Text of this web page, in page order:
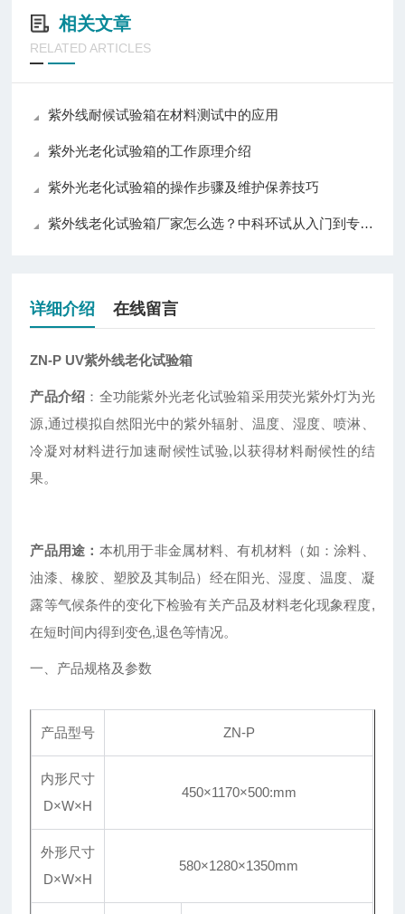
相关文章
RELATED ARTICLES
紫外线耐候试验箱在材料测试中的应用
紫外光老化试验箱的工作原理介绍
紫外光老化试验箱的操作步骤及维护保养技巧
紫外线老化试验箱厂家怎么选？中科环试从入门到专业级全覆盖值得关注
详细介绍 在线留言
ZN-P UV紫外线老化试验箱
产品介绍 ：全功能紫外光老化试验箱采用荧光紫外灯为光
源,通过模拟自然阳光中的紫外辐射、温度、湿度、喷淋、
冷凝对材料进行加速耐候性试验,以获得材料耐候性的结
果。
产品用途： 本机用于非金属材料、有机材料（如：涂料、
油漆、橡胶、塑胶及其制品）经在阳光、湿度、温度、凝
露等气候条件的变化下检验有关产品及材料老化现象程度,
在短时间内得到变色,退色等情况。
一、产品规格及参数
产品型号 ZN-P
内形尺寸
D×W×H
450×1170×500:mm
外形尺寸
D×W×H
580×1280×1350mm